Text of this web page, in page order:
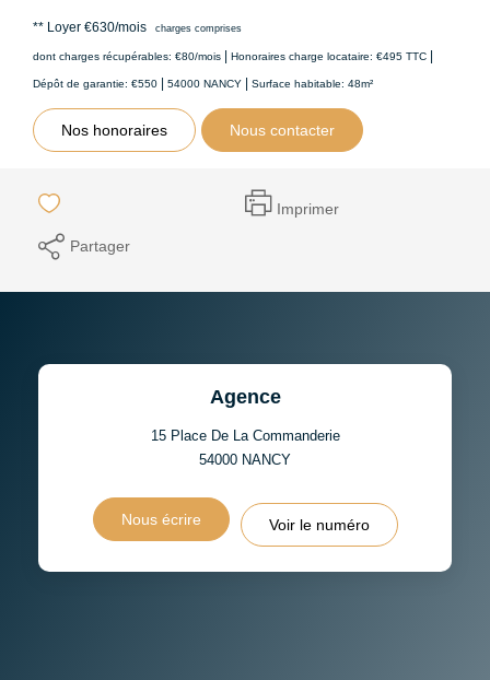
** Loyer €630/mois charges comprises
dont charges récupérables: €80/mois | Honoraires charge locataire: €495 TTC |
Dépôt de garantie: €550 | 54000 NANCY | Surface habitable: 48m²
Nos honoraires Nous contacter
Imprimer
Partager
Agence
15 Place De La Commanderie
54000 NANCY
Nous écrire Voir le numéro